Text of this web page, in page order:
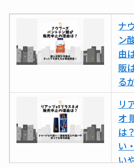
ナ
ン
由
販
る
リ
オ
は
い
い